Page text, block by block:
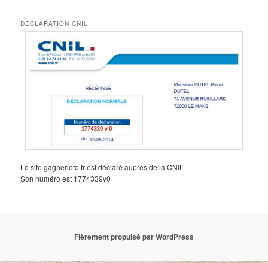
DECLARATION CNIL
Le site gagnerloto.fr est déclaré auprès de la CNIL
Son numéro est 1774339v0
Fièrement propulsé par WordPress